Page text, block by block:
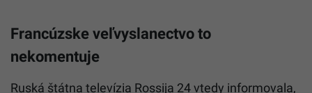
Francúzske veľvyslanectvo to
nekomentuje
Ruská štátna televízia Rossija 24 vtedy informovala,